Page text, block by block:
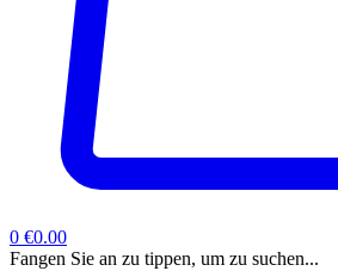
0 €0.00
Fangen Sie an zu tippen, um zu suchen...